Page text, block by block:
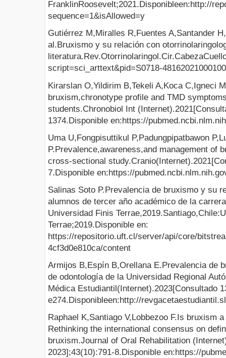
FranklinRoosevelt;2021.Disponibleen:http://
sequence=1&isAllowed=y
Gutiérrez M,Miralles R,Fuentes A,Santander
al.Bruxismo y su relación con
script=sci_arttext&pid=S0718-
Kirarslan O,Yildirim B,Tekeli A,Koca C,Igneci
bruxism,chronotype profile and TMD
students.Chronobiol Int
1374.Disponible en:https://
Uma U,Fongpisuttikul P,Padungpipatbawon
P.Prevalence,awareness,and management of
cross-sectional
7.Disponible en:https://
Salinas Soto P.Prevalencia de bruxismo y su
alumnos de tercer año académico de la
Universidad Finis
Terrae;2019.Disponible en:
https://repositorio.uft.cl/server/api/core/
4cf3d0e810ca/content
Armijos B,Espín B,Orellana E.Prevalencia de
de odontología de la Universidad Regional
Médica Estudiantil(Internet).2023[Consultado
e274.Disponibleen:http://
Raphael K,Santiago V,Lobbezoo F.Is bruxism
Rethinking the international consensus on
bruxism.Journal of Oral Rehabilitation
2023];43(10):791-8.Disponible en:https://